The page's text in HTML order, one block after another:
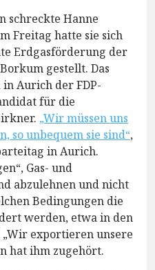
schreckte Hanne
Freitag hatte sie sich
Erdgasförderung der
gestellt. Das
in Aurich der FDP-
für die
„Wir müssen uns
so unbequem sie sind“,
in Aurich.
Gas- und
abzulehnen und nicht
Bedingungen die
werden, etwa in den
„Wir exportieren unsere
hat ihm zugehört.